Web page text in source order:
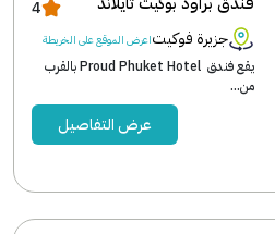
4
جزيرة فوكيتاعرض الموقع على الخريطة
يقع فندق Proud Phuket Hotel بالقرب
من...
عرض التفاصيل